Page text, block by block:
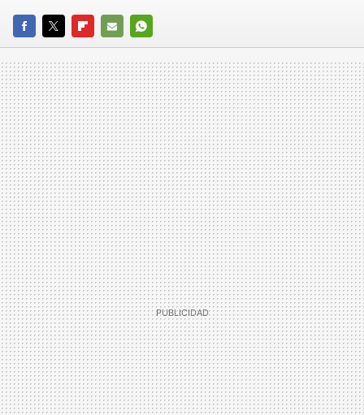
FACEBOOK
TWITTERFLIPBOARD
E-
MAIL
WHATSAPP